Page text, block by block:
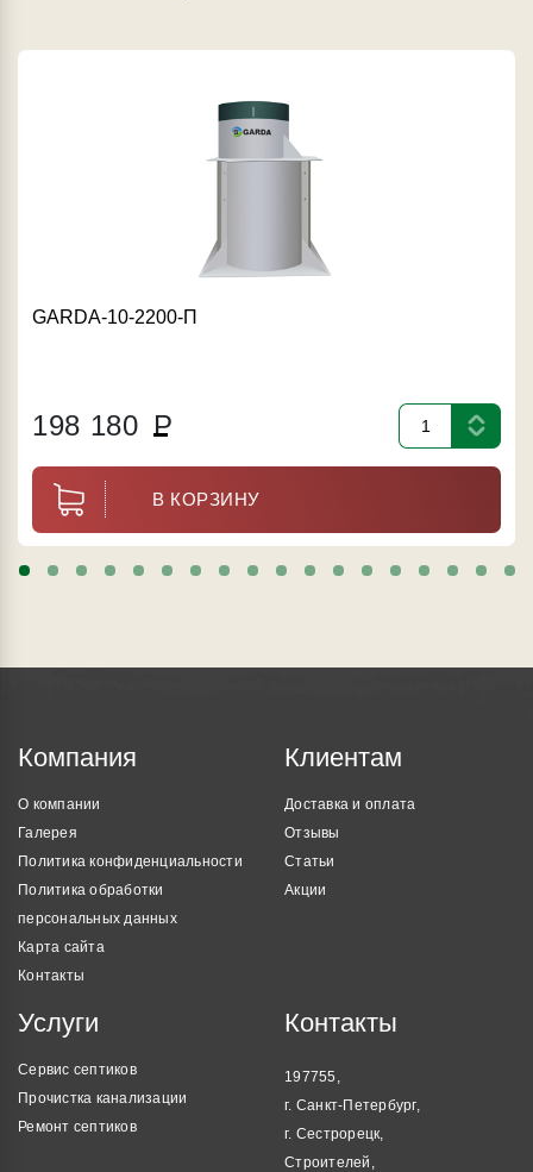
GARDA-10-2200-П
198 180 Р
В КОРЗИНУ
Компания
О компании
Галерея
Политика конфиденциальности
Политика обработки
персональных данных
Карта сайта
Контакты
Клиентам
Доставка и оплата
Отзывы
Статьи
Акции
Услуги
Сервис септиков
Прочистка канализации
Ремонт септиков
Контакты
197755,
г. Санкт-Петербург,
г. Сестрорецк,
Строителей,